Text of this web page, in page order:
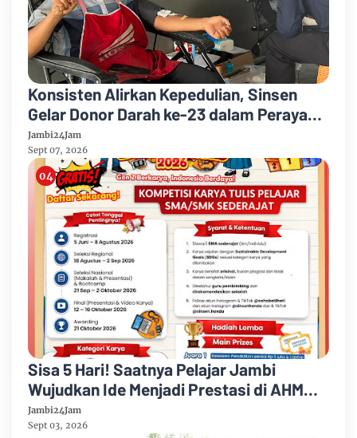
Konsisten Alirkan Kepedulian, Sinsen
Gelar Donor Darah ke-23 dalam Perayaan
Anniversary Sinsen
Jambi24Jam
Sept 07, 2026
Sisa 5 Hari! Saatnya Pelajar Jambi
Wujudkan Ide Menjadi Prestasi di AHM
Best Student 2026
Jambi24Jam
Sept 03, 2026